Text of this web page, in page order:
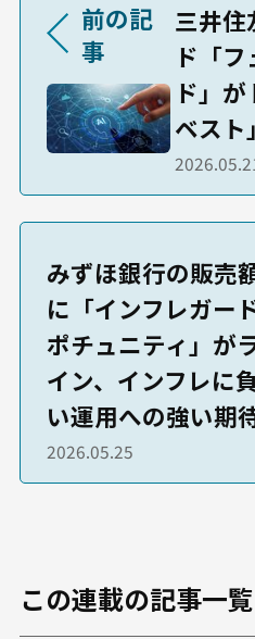
前の記
事
三井住
ド「
ド」
ベスト
みずほ銀行の販売
に「インフレガー
ポチュニティ」が
イン、インフレに
い運用への強い期
2026.05.25
この連載の記事一覧